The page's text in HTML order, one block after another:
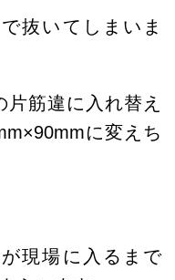
抜いてしまいま
筋違に入れ替え
に変えち
現場に入るまで